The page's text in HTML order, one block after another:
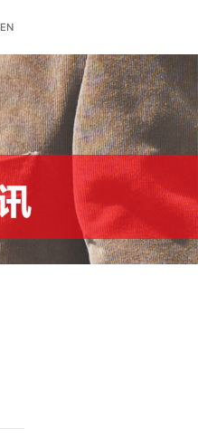
EN